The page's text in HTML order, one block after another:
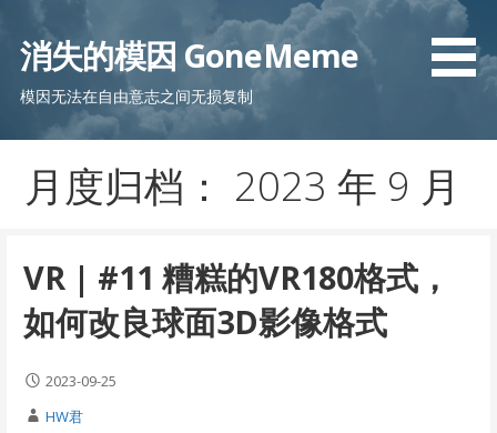
消失的模因 GoneMeme
模因无法在自由意志之间无损复制
月度归档： 2023 年 9 月
VR | #11 糟糕的VR180格式，
如何改良球面3D影像格式
2023-09-25
HW君